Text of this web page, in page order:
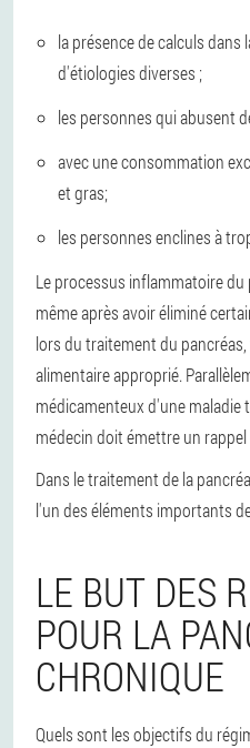
la présence de calculs dans
d'étiologies diverses ;
les personnes qui abusent
avec une consommation
et gras;
les personnes enclines à
Le processus inflammatoire
même après avoir éliminé
lors du traitement du
alimentaire approprié.
médicamenteux d'une maladie
médecin doit émettre un
Dans le traitement de la
l'un des éléments importants
LE BUT DES
POUR LA
CHRONIQUE
Quels sont les objectifs du